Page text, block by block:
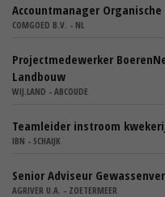
Accountmanager
COMGOED B.V. - NL
Projectmedewerker
Landbouw
WIJ.LAND - ABCOUDE
Teamleider instroom
IBN - SCHAIJK
Senior Adviseur
AGRIVER U.A. - ZOETERMEER